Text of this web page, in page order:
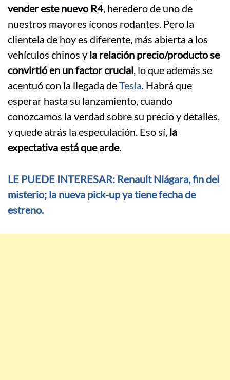
vender este nuevo R4, heredero de uno de
nuestros mayores íconos rodantes. Pero la
clientela de hoy es diferente, más abierta a los
vehículos chinos y la relación precio/producto se
convirtió en un factor crucial, lo que además se
acentuó con la llegada deTesla. Habrá que
esperar hasta su lanzamiento, cuando
conozcamos la verdad sobre su precio y detalles,
y quede atrás la especulación. Eso sí, la
expectativa está que arde.
LE PUEDE INTERESAR: Renault Niágara, fin del
misterio; la nueva pick-up ya tiene fecha de
estreno.